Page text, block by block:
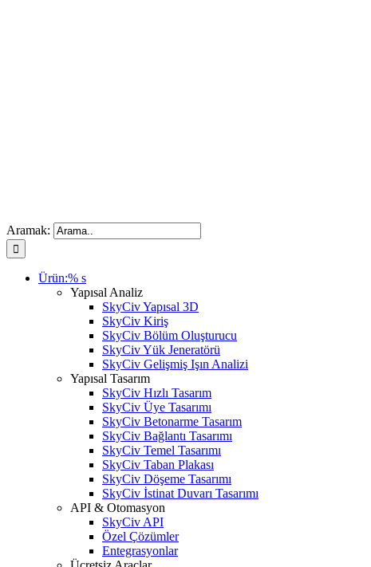
Aramak:
Ürün:% s
Yapısal Analiz
SkyCiv Yapısal 3D
SkyCiv Kiriş
SkyCiv Bölüm Oluşturucu
SkyCiv Yük Jeneratörü
SkyCiv Gelişmiş Işın Analizi
Yapısal Tasarım
SkyCiv Hızlı Tasarım
SkyCiv Üye Tasarımı
SkyCiv Betonarme Tasarım
SkyCiv Bağlantı Tasarımı
SkyCiv Temel Tasarımı
SkyCiv Taban Plakası
SkyCiv Döşeme Tasarımı
SkyCiv İstinat Duvarı Tasarımı
API & Otomasyon
SkyCiv API
Özel Çözümler
Entegrasyonlar